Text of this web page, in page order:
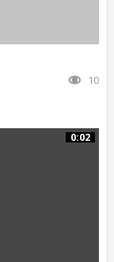
10
0:02